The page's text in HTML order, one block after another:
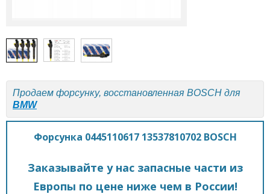
Продаем форсунку, восстановленная BOSCH для
BMW
Форсунка 0445110617 13537810702 BOSCH
Заказывайте у нас запасные части из
Европы по цене ниже чем в России!